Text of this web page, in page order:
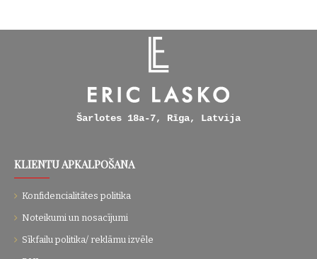
Šarlotes 18a-7, Rīga, Latvija
KLIENTU APKALPOŠANA
Konfidencialitātes politika
Noteikumi un nosacījumi
Sīkfailu politika/ reklāmu izvēle